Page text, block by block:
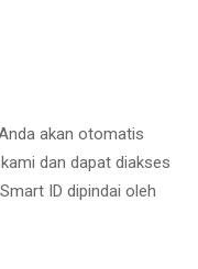
akan otomatis
dan dapat diakses
ID dipindai oleh